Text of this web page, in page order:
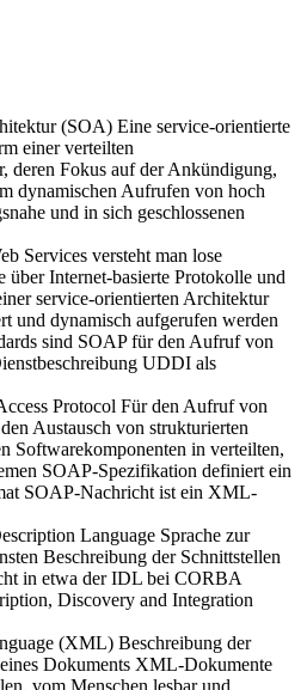
(SOA) Eine service-orientierte
einer verteilten
deren Fokus auf der Ankündigung,
dynamischen Aufrufen von hoch
und in sich geschlossenen
Services versteht man lose
über Internet-basierte Protokolle und
service-orientierten Architektur
und dynamisch aufgerufen werden
sind SOAP für den Aufruf von
UDDI als
Protocol Für den Aufruf von
Austausch von strukturierten
Softwarekomponenten in verteilten,
SOAP-Spezifikation definiert ein
SOAP-Nachricht ist ein XML-
Language Sprache zur
Beschreibung der Schnittstellen
in etwa der IDL bei CORBA
Discovery and Integration
(XML) Beschreibung der
Dokuments XML-Dokumente
vom Menschen lesbar und